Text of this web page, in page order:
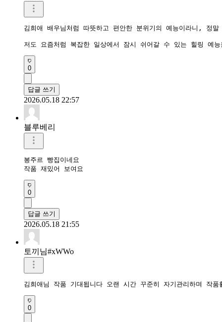
김희애 배우님처럼 따뜻하고 편안한 분위기의 예능이라니, 정
저도 요즘처럼 복잡한 일상에서 잠시 쉬어갈 수 있는 힐링 예
0
답글 쓰기
2026.05.18 22:57
블루베리
봉주르 빵집이네요
작품 재밌어 보여요
0
답글 쓰기
2026.05.18 21:55
토끼님#xWWo
김희애님 작품 기대됩니다 오랜 시간 꾸준히 자기관리하며 작
0